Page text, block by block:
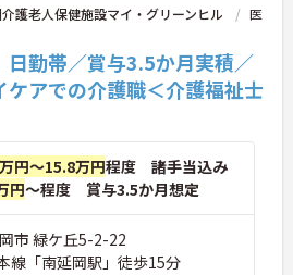
護老人保健施設マイ・グリーンヒル
医
日勤帯／賞与3.5か月実積／
アでの介護職＜介護福祉士
円～15.8万円程度 諸手当込み
円～程度 賞与3.5か月想定
市 緑ケ丘5-2-22
線「南延岡駅」徒歩15分